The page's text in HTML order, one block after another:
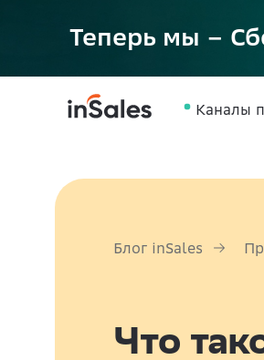
Теперь мы –
Каналы
Блог inSales
Что